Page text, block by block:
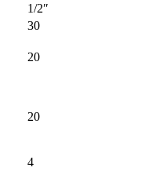
1/2″
30
20
20
4